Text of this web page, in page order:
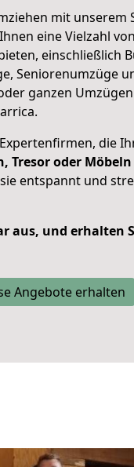
mit unserem
eine Vielzahl von
einschließlich
Seniorenumzüge
ganzen
die
Tresor oder Möbeln
entspannt und
aus, und erhalten
Angebote erhalten